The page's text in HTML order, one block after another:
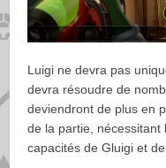
Luigi ne devra pas
devra résoudre de
deviendront de plus en
de la partie, nécessitant
capacités de Gluigi et